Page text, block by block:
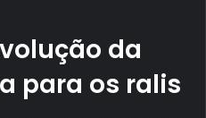
da
para os ralis